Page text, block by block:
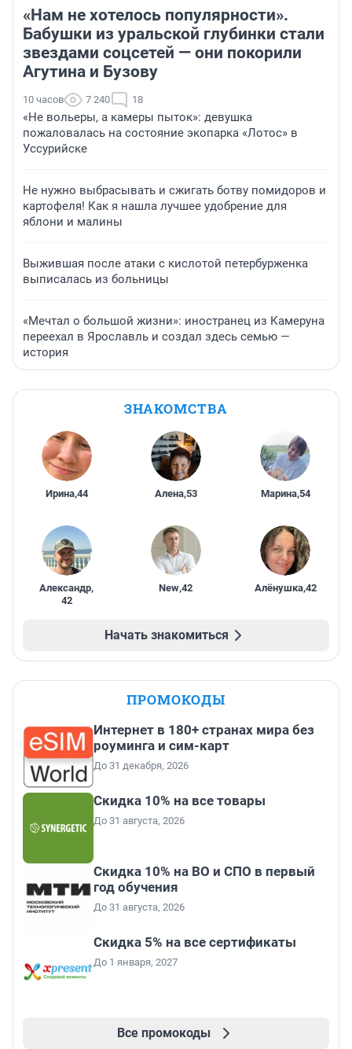
«Нам не хотелось популярности».
Бабушки из уральской глубинки стали
звездами соцсетей — они покорили
Агутина и Бузову
10 часов 7 240 18
«Не вольеры, а камеры пыток»: девушка
пожаловалась на состояние экопарка «Лотос» в
Уссурийске
Не нужно выбрасывать и сжигать ботву помидоров и
картофеля! Как я нашла лучшее удобрение для
яблони и малины
Выжившая после атаки с кислотой петербурженка
выписалась из больницы
«Мечтал о большой жизни»: иностранец из Камеруна
переехал в Ярославль и создал здесь семью —
история
ЗНАКОМСТВА
Ирина,44 Алена,53 Марина,54
Александр,
42
New,42 Алёнушка,42
Начать знакомиться
ПРОМОКОДЫ
Интернет в 180+ странах мира без
роуминга и сим-карт
До 31 декабря, 2026
Скидка 10% на все товары
До 31 августа, 2026
Скидка 10% на ВО и СПО в первый
год обучения
До 31 августа, 2026
Скидка 5% на все сертификаты
До 1 января, 2027
Все промокоды